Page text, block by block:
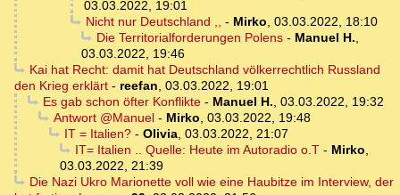
03.03.2022, 19:01
Nicht nur Deutschland ,, - Mirko, 03.03.2022, 18:10
Die Territorialforderungen Polens- Manuel H.,
03.03.2022, 19:46
Kai hat Recht: damit hat Deutschland völkerrechtlich Russland
den Krieg erklärt - reefan, 03.03.2022, 19:01
Es gab schon öfter Konflikte- Manuel H., 03.03.2022, 19:32
Antwort @Manuel- Mirko, 03.03.2022, 19:48
IT = Italien?- Olivia, 03.03.2022, 21:07
IT= Italien .. Quelle: Heute im Autoradio o.T- Mirko,
03.03.2022, 21:39
Die Nazi Ukro Marionette voll wie eine Haubitze im Interview, der